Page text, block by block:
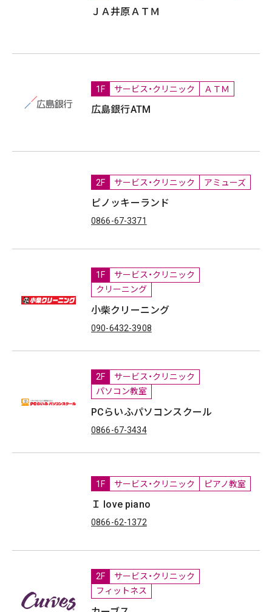
ＪＡ井原ＡＴＭ
1F サービス・クリニック ＡＴＭ
広島銀行ATM
2F サービス・クリニック アミューズ
ピノッキーランド
0866-67-3371
1F
サービス・クリニック
クリーニング
小柴クリーニング
090-6432-3908
2F
サービス・クリニック
パソコン教室
PCらいふパソコンスクール
0866-67-3434
1F サービス・クリニック ピアノ教室
Ｉ love piano
0866-62-1372
2F
サービス・クリニック
フィットネス